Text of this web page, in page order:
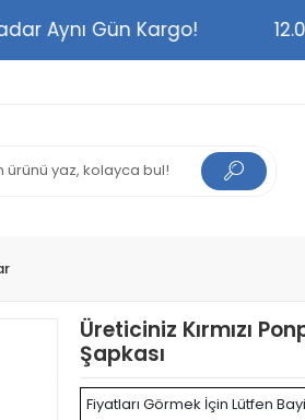
Kadar Aynı Gün Kargo!
Üreticiniz Kırmızı
Şapkası
Fiyatları Görmek İçin Lütfen